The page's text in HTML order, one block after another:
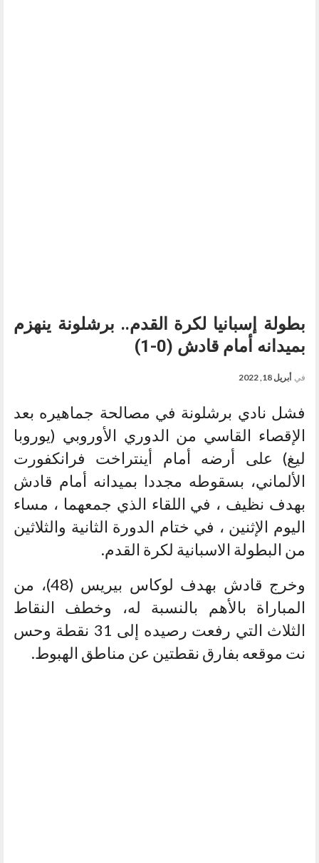
بطولة إسبانيا لكرة القدم.. برشلونة ينهزم
بميدانه أمام قادش (0-1)
في أبريل 18, 2022
فشل نادي برشلونة في مصالحة جماهيره بعد
الإقصاء القاسي من الدوري الأوروبي (يوروبا
ليغ) على أرضه أمام أينتراخت فرانكفورت
الألماني، بسقوطه مجددا بميدانه أمام قادش
بهدف نظيف ، في اللقاء الذي جمعهما ، مساء
اليوم الإثنين ، في ختام الدورة الثانية والثلاثين
من البطولة الاسبانية لكرة القدم.
وخرج قادش بهدف لوكاس بيريس (48)، من
المباراة بالأهم بالنسبة له، وخطف النقاط
الثلاث التي رفعت رصيده إلى 31 نقطة وحس
نت موقعه بفارق نقطتين عن مناطق الهبوط.